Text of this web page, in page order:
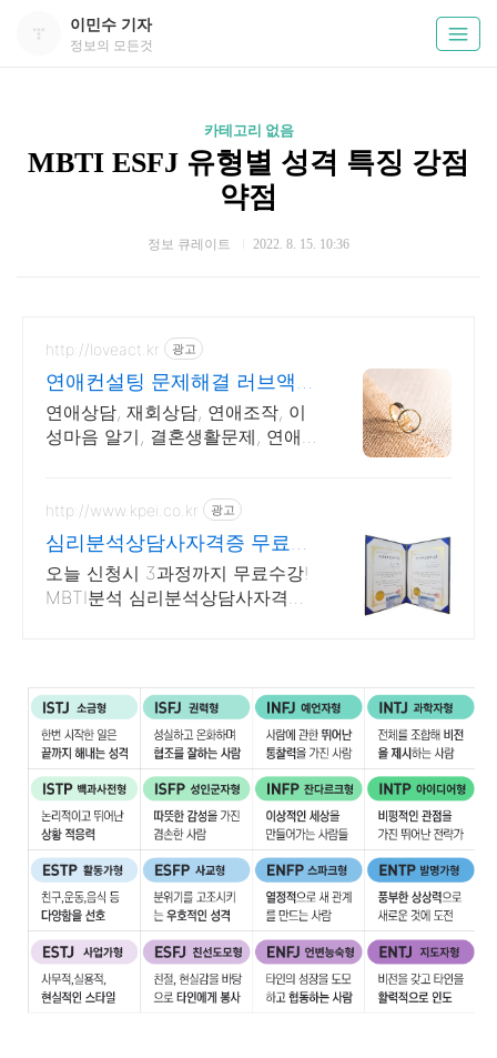
이민수 기자
정보의 모든것
카테고리 없음
MBTI ESFJ 유형별 성격 특징 강점
약점
정보 큐레이트 2022. 8. 15. 10:36
http://loveact.kr 광고
연애컨설팅 문제해결 러브액트
역할대행운영 실전경험 충분
연애상담, 재회상담, 연애조작, 이
성마음 알기, 결혼생활문제, 연애
일단 문의부탁드립니다.
http://www.kpei.co.kr 광고
심리분석상담사자격증 무료수
강 (무료수강)MBTI분석법
오늘 신청시 3과정까지 무료수강!
MBTI분석 심리분석상담사자격증